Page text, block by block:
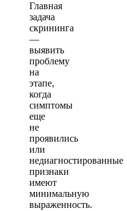
Главная
задача
скрининга
—
выявить
проблему
на
этапе,
когда
симптомы
еще
не
проявились
или
недиагностированные
признаки
имеют
минимальную
выраженность.